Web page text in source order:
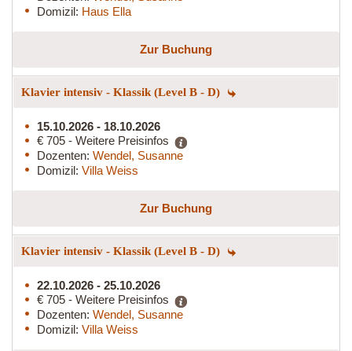
Domizil: Haus Ella
Zur Buchung
Klavier intensiv - Klassik (Level B - D)
15.10.2026 - 18.10.2026
€ 705 - Weitere Preisinfos
Dozenten: Wendel, Susanne
Domizil: Villa Weiss
Zur Buchung
Klavier intensiv - Klassik (Level B - D)
22.10.2026 - 25.10.2026
€ 705 - Weitere Preisinfos
Dozenten: Wendel, Susanne
Domizil: Villa Weiss